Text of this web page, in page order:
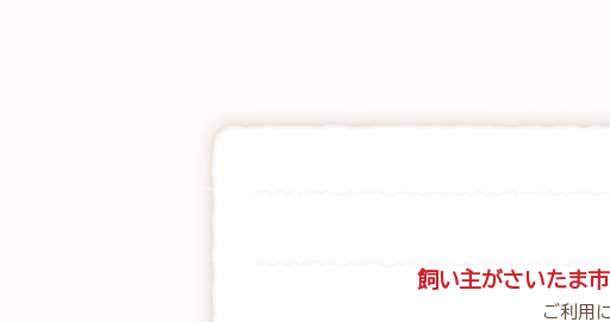
飼い主がさいたま
ご利用